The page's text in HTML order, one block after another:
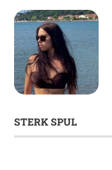
STERK SPUL